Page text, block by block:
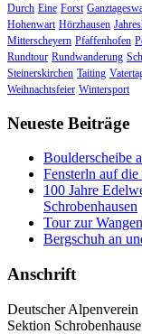
Durch Eine Forst
Hohenwart Hörzhausen
Mitterscheyern Pfaffenhofen
Rundtour Rundwanderung
Steinerskirchen Taiting
Weihnachtsfeier Wintersport
Neueste Beiträge
Boulderscheibe
Fensterln auf
100 Jahre
Schrobenhausen
Tour zur
Bergschuh an
Anschrift
Deutscher Alpenverein
Sektion